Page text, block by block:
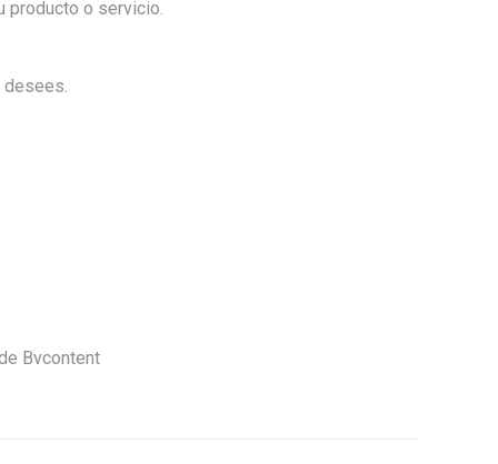
producto o servicio.
Bvcontent